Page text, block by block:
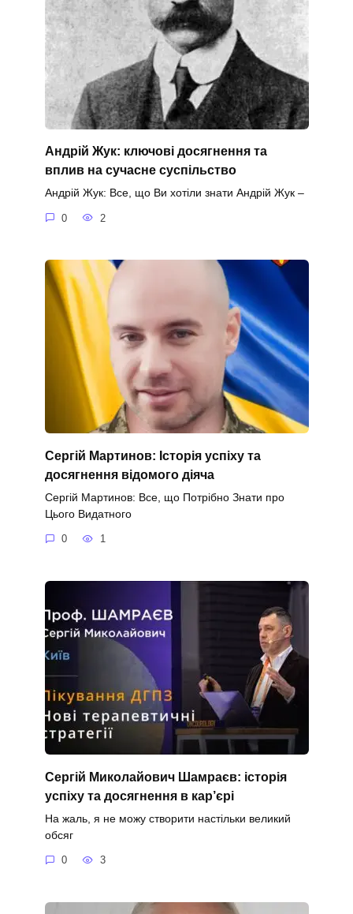
Андрій Жук: ключові досягнення та
вплив на сучасне суспільство
Андрій Жук: Все, що Ви хотіли знати Андрій Жук –
0 2
Сергій Мартинов: Історія успіху та
досягнення відомого діяча
Сергій Мартинов: Все, що Потрібно Знати про
Цього Видатного
0 1
Сергій Миколайович Шамраєв: історія
успіху та досягнення в кар’єрі
На жаль, я не можу створити настільки великий
обсяг
0 3